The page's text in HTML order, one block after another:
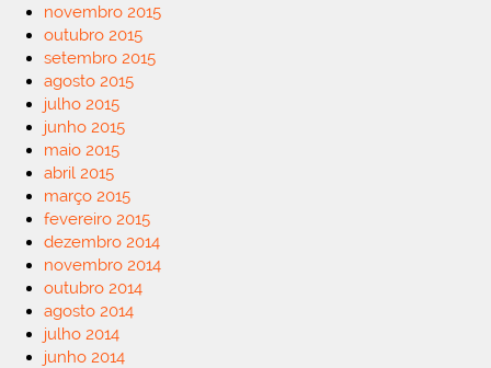
novembro 2015
outubro 2015
setembro 2015
agosto 2015
julho 2015
junho 2015
maio 2015
abril 2015
março 2015
fevereiro 2015
dezembro 2014
novembro 2014
outubro 2014
agosto 2014
julho 2014
junho 2014